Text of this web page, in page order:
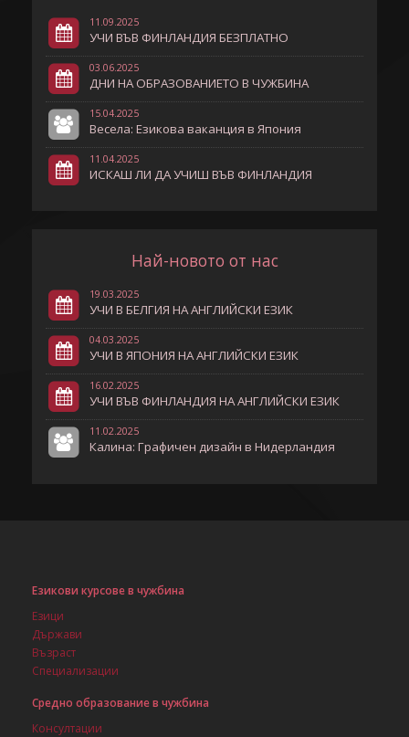
11.09.2025
УЧИ ВЪВ ФИНЛАНДИЯ БЕЗПЛАТНО
03.06.2025
ДНИ НА ОБРАЗОВАНИЕТО В ЧУЖБИНА
15.04.2025
Весела: Езикова ваканция в Япония
11.04.2025
ИСКАШ ЛИ ДА УЧИШ ВЪВ ФИНЛАНДИЯ
Най-новото от нас
19.03.2025
УЧИ В БЕЛГИЯ НА АНГЛИЙСКИ ЕЗИК
04.03.2025
УЧИ В ЯПОНИЯ НА АНГЛИЙСКИ ЕЗИК
16.02.2025
УЧИ ВЪВ ФИНЛАНДИЯ НА АНГЛИЙСКИ ЕЗИК
11.02.2025
Калина: Графичен дизайн в Нидерландия
Езикови курсове в чужбина
Езици
Държави
Възраст
Специализации
Средно образование в чужбина
Консултации